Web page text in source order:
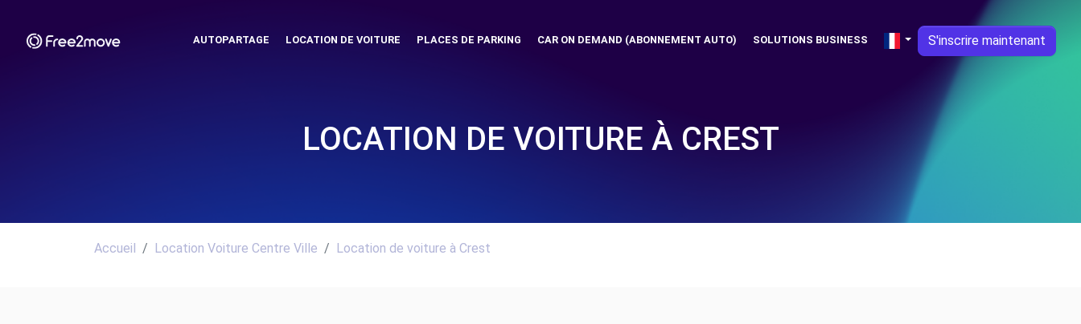
AUTOPARTAGE LOCATION DE VOITURE PLACES DE PARKING CAR ON DEMAND (ABONNEMENT AUTO) SOLUTIONS BUSINESS S'inscrire maintenant
LOCATION DE VOITURE À CREST
Accueil Location Voiture Centre Ville Location de voiture à Crest